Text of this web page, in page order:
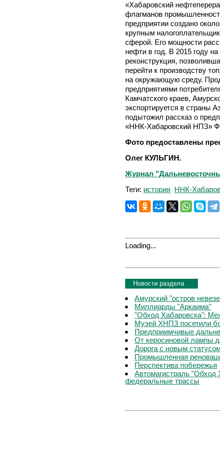
«Хабаровский
флагманов
предприятии создано
крупным
сферой. Его мощности
нефти в год. В 2015 году
реконструкция,
перейти к производству
на окружающую среду.
предприятиями
Камчатского краев,
экспортируется в страны
подытожил рассказ о
«ННК-Хабаровский НПЗ»
Фото предоставлены
Олег КУЛЬГИН.
Журнал
Теги: история ННК-
Loading...
Новости раздела
Амурский "остров
Миллиарды "Аркаима"
"Обход Хабаровска":
Музей ХНПЗ посетили
Предприимчивые
От керосиновой лампы
Дорога с новым
Промышленная
Перспектива побережья
Автомагистраль "Обход
федеральные трассы